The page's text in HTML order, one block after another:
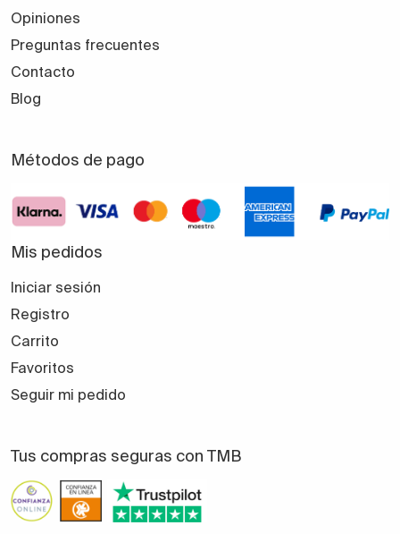
Opiniones
Preguntas frecuentes
Contacto
Blog
Métodos de pago
Mis pedidos
Iniciar sesión
Registro
Carrito
Favoritos
Seguir mi pedido
Tus compras seguras con TMB